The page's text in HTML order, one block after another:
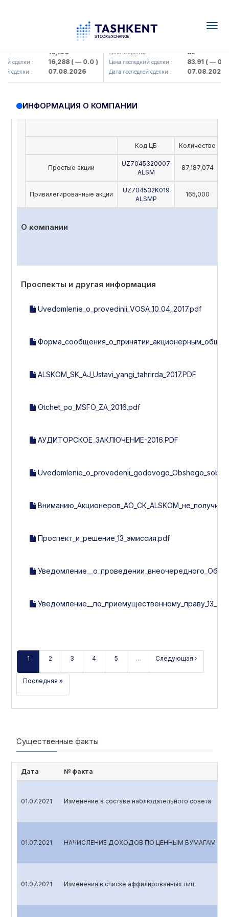
: 16,100
сделки : 16,288( — 0.0 )
сделки : 07.08.2026
KFSK (<Kafolat sug'urta
Цена закрытия : 82
Цена последний сделки : 83.91( — 0.0 )
Дата последней сделки : 07.08.2026
ИНФОРМАЦИЯ О КОМПАНИИ
Код ЦБ Количество
Простые акции
UZ7045320007
ALSM
87,187,074
Привилегированные акции
UZ704532K019
ALSMP
165,000
О компании
Проспекты и другая информация
Uvedomlenie_o_provedinii_VOSA_10_04_2017.pdf
ALSKOM_SK_AJ_Ustavi_yangi_tahrirda_2017.PDF
Otchet_po_MSFO_ZA_2016.pdf
АУДИТОРСКОЕ_ЗАКЛЮЧЕНИЕ-2016.PDF
Проспект_и_решение_13_эмиссия.pdf
1 2 3 4 5 … Следующая ›
Последняя »
Существенные факты
Дата № факта
01.07.2021 Изменение в составе наблюдательного совета
01.07.2021 НАЧИСЛЕНИЕ ДОХОДОВ ПО ЦЕННЫМ БУМАГАМ
01.07.2021 Изменения в списке аффилированных лиц